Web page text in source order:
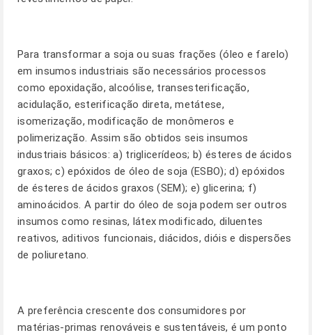
Para transformar a soja ou suas frações (óleo e farelo)
em insumos industriais são necessários processos
como epoxidação, alcoólise, transesterificação,
acidulação, esterificação direta, metátese,
isomerização, modificação de monômeros e
polimerização. Assim são obtidos seis insumos
industriais básicos: a) triglicerídeos; b) ésteres de ácidos
graxos; c) epóxidos de óleo de soja (ESBO); d) epóxidos
de ésteres de ácidos graxos (SEM); e) glicerina; f)
aminoácidos. A partir do óleo de soja podem ser outros
insumos como resinas, látex modificado, diluentes
reativos, aditivos funcionais, diácidos, dióis e dispersões
de poliuretano.
A preferência crescente dos consumidores por
matérias-primas renováveis e sustentáveis, é um ponto